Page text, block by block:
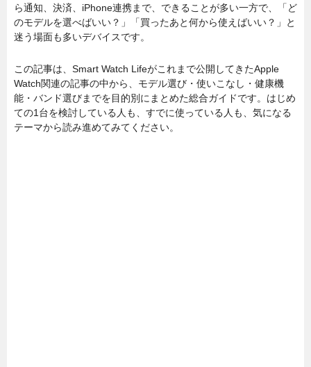
ら通知、決済、iPhone連携まで、できることが多い一方で、「ど
のモデルを選べばいい？」「買ったあと何から使えばいい？」と
迷う場面も多いデバイスです。
この記事は、Smart Watch Lifeがこれまで公開してきたApple
Watch関連の記事の中から、モデル選び・使いこなし・健康機
能・バンド選びまでを目的別にまとめた総合ガイドです。はじめ
ての1台を検討している人も、すでに使っている人も、気になる
テーマから読み進めてみてください。